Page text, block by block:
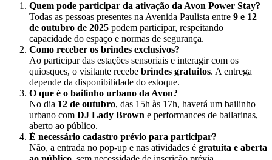
Quem pode participar da ativação da Avon Power Stay?
Todas as pessoas presentes na Avenida Paulista entre 9 e 12
de outubro de 2025 podem participar, respeitando
capacidade do espaço e normas de segurança.
Como receber os brindes exclusivos?
Ao participar das estações sensoriais e interagir com os
quiosques, o visitante recebe brindes gratuitos. A entrega
depende da disponibilidade do estoque.
O que é o bailinho urbano da Avon?
No dia 12 de outubro, das 15h às 17h, haverá um bailinho
urbano com DJ Lady Brown e performances de bailarinas,
aberto ao público.
É necessário cadastro prévio para participar?
Não, a entrada no pop-up e nas atividades é gratuita e aberta